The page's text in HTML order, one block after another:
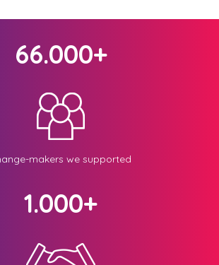
66.000+
makers we supported
1.000+